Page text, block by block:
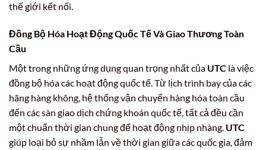
thế giới kết nối.
Đồng Bộ Hóa Hoạt Động Quốc Tế Và Giao Thương Toàn
Cầu
Một trong những ứng dụng quan trọng nhất của UTC là việc
đồng bộ hóa các hoạt động quốc tế. Từ lịch trình bay của các
hãng hàng không, hệ thống vận chuyển hàng hóa toàn cầu
đến các sàn giao dịch chứng khoán quốc tế, tất cả đều cần
một chuẩn thời gian chung để hoạt động nhịp nhàng. UTC
giúp loại bỏ sự nhầm lẫn về thời gian giữa các quốc gia, đảm